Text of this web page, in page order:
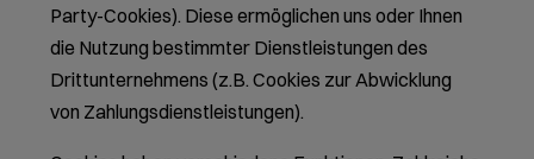
Party-Cookies). Diese ermöglichen uns oder Ihnen
die Nutzung bestimmter Dienstleistungen des
Drittunternehmens (z.B. Cookies zur Abwicklung
von Zahlungsdienstleistungen).